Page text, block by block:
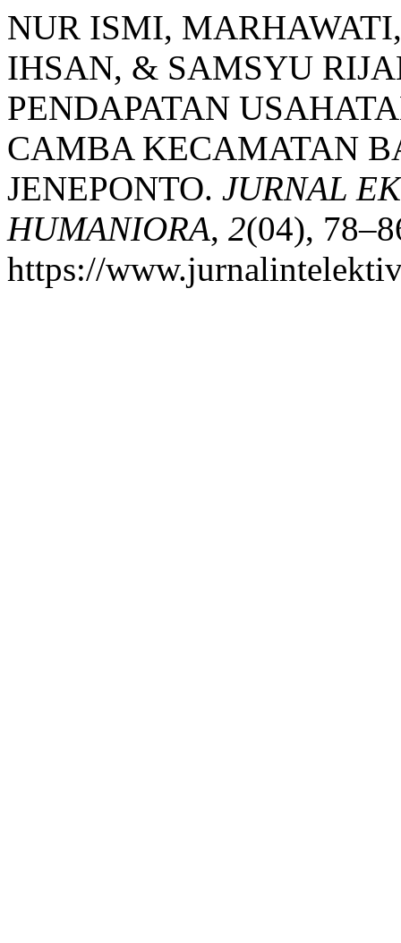
NUR ISMI,
IHSAN, & SAMSYU
PENDAPATAN
CAMBA KECAMATAN
JENEPONTO. JURNAL
HUMANIORA, 2(04),
https://